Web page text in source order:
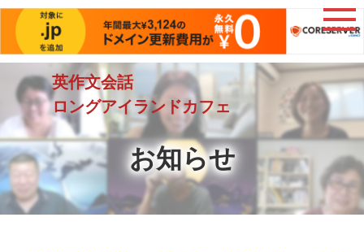
英作文会話
ロングアイランドカフェ
お知らせ